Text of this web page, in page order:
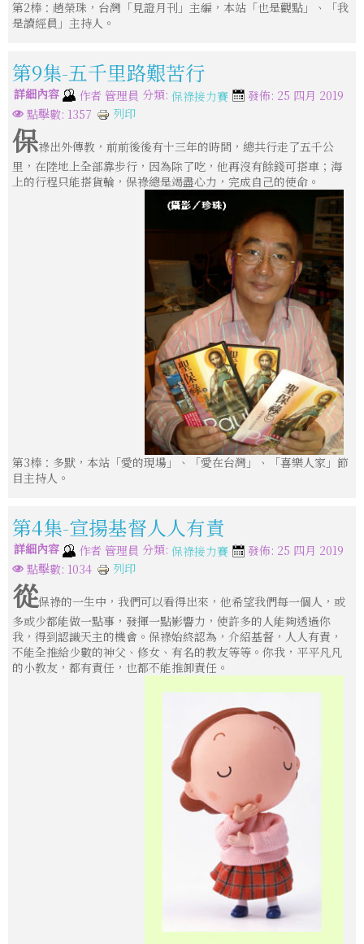
第2棒：趙榮珠，台灣「見證月刊」主編，本站「也是觀點」、「我
是讀經員」主持人。
第9集-五千里路艱苦行
詳細內容 作者 管理員 分類: 保祿接力賽
發佈: 25 四月 2019
點擊數: 1357
列印
保祿出外傳教，前前後後有十三年的時間，總共行走了五千公
里，在陸地上全部靠步行，因為除了吃，他再沒有餘錢可搭車；海
上的行程只能搭貨輪，保祿總是竭盡心力，完成自己的使命。
第3棒：多默，本站「愛的現場」、「愛在台灣」、「喜樂人家」節
目主持人。
第4集-宣揚基督人人有責
詳細內容 作者 管理員 分類: 保祿接力賽
發佈: 25 四月 2019
點擊數: 1034
列印
從保祿的一生中，我們可以看得出來，他希望我們每一個人，或
多或少都能做一點事，發揮一點影響力，使許多的人能夠透過你
我，得到認識天主的機會。保祿始終認為，介紹基督，人人有責，
不能全推給少數的神父、修女、有名的教友等等。你我，平平凡凡
的小教友，都有責任，也都不能推卸責任。